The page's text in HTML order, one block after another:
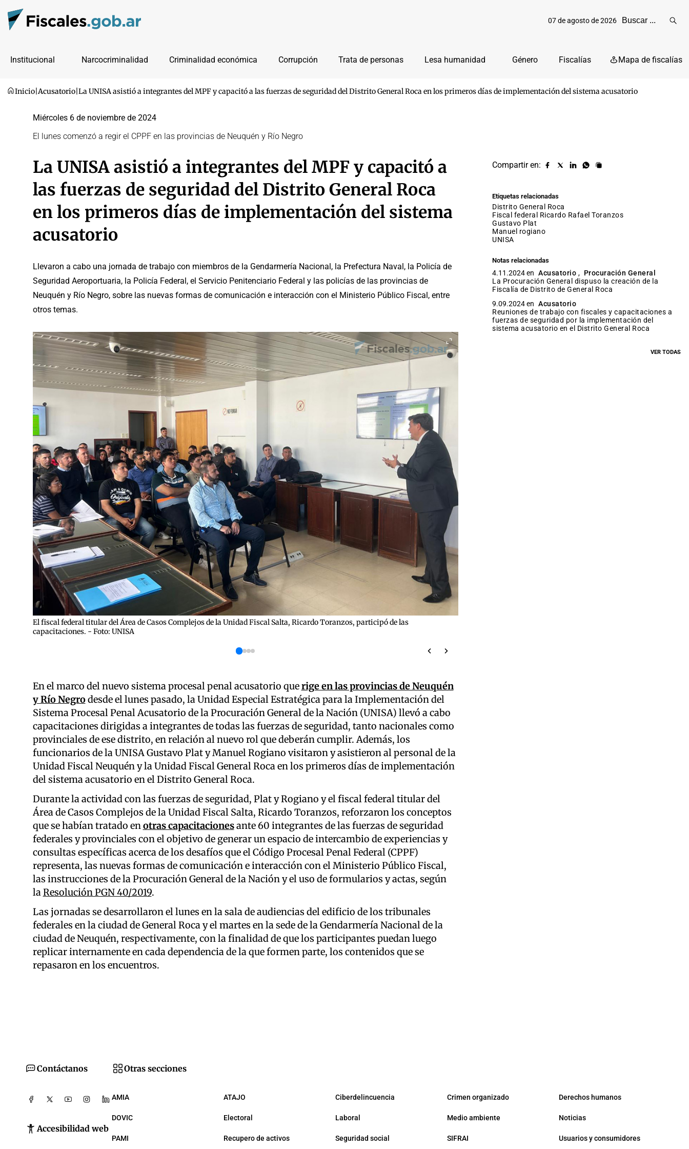
07 de agosto de 2026
Institucional Narcocriminalidad Criminalidad económica Corrupción Trata de personas Lesa humanidad Género Fiscalías Mapa de fiscalías
Inicio Acusatorio La UNISA asistió a integrantes del MPF y capacitó a las fuerzas de seguridad del Distrito General Roca en los primeros días de implementación del sistema acusatorio
Miércoles 6 de noviembre de 2024
El lunes comenzó a regir el CPPF en las provincias de Neuquén y Río Negro
La UNISA asistió a integrantes del MPF y capacitó a
las fuerzas de seguridad del Distrito General Roca
en los primeros días de implementación del sistema
acusatorio
Llevaron a cabo una jornada de trabajo con miembros de la Gendarmería Nacional, la Prefectura Naval, la Policía de
Seguridad Aeroportuaria, la Policía Federal, el Servicio Penitenciario Federal y las policías de las provincias de
Neuquén y Río Negro, sobre las nuevas formas de comunicación e interacción con el Ministerio Público Fiscal, entre
otros temas.
El fiscal federal titular del Área de Casos Complejos de la Unidad Fiscal Salta, Ricardo Toranzos, participó de las
capacitaciones. - Foto: UNISA
En el marco del nuevo sistema procesal penal acusatorio querige en las provincias de Neuquén
y Río Negrodesde el lunes pasado, la Unidad Especial Estratégica para la Implementación del
Sistema Procesal Penal Acusatorio de la Procuración General de la Nación (UNISA) llevó a cabo
capacitaciones dirigidas a integrantes de todas las fuerzas de seguridad, tanto nacionales como
provinciales de ese distrito, en relación al nuevo rol que deberán cumplir. Además, los
funcionarios de la UNISA Gustavo Plat y Manuel Rogiano visitaron y asistieron al personal de la
Unidad Fiscal Neuquén y la Unidad Fiscal General Roca en los primeros días de implementación
del sistema acusatorio en el Distrito General Roca.
Durante la actividad con las fuerzas de seguridad, Plat y Rogiano y el fiscal federal titular del
Área de Casos Complejos de la Unidad Fiscal Salta, Ricardo Toranzos, reforzaron los conceptos
que se habían tratado enotras capacitacionesante 60 integrantes de las fuerzas de seguridad
federales y provinciales con el objetivo de generar un espacio de intercambio de experiencias y
consultas específicas acerca de los desafíos que el Código Procesal Penal Federal (CPPF)
representa, las nuevas formas de comunicación e interacción con el Ministerio Público Fiscal,
las instrucciones de la Procuración General de la Nación y el uso de formularios y actas, según
laResolución PGN 40/2019.
Las jornadas se desarrollaron el lunes en la sala de audiencias del edificio de los tribunales
federales en la ciudad de General Roca y el martes en la sede de la Gendarmería Nacional de la
ciudad de Neuquén, respectivamente, con la finalidad de que los participantes puedan luego
replicar internamente en cada dependencia de la que formen parte, los contenidos que se
repasaron en los encuentros.
Compartir en:
Compartir
Compartir
Compartir
Compartir
Copiar
Etiquetas relacionadas
Distrito General Roca
fiscal federal Ricardo Rafael Toranzos
Gustavo Plat
manuel rogiano
UNISA
Notas relacionadas
4.11.2024 en Acusatorio , Procuración General
La Procuración General dispuso la creación de la
Fiscalía de Distrito de General Roca
9.09.2024 en Acusatorio
Reuniones de trabajo con fiscales y capacitaciones a
fuerzas de seguridad por la implementación del
sistema acusatorio en el Distrito General Roca
VER TODAS
Contáctanos
Accesibilidad web
Otras secciones
AMIA ATAJO Ciberdelincuencia Crimen organizado Derechos humanos
DOVIC Electoral Laboral Medio ambiente Noticias
PAMI Recupero de activos Seguridad social SIFRAI Usuarios y consumidores